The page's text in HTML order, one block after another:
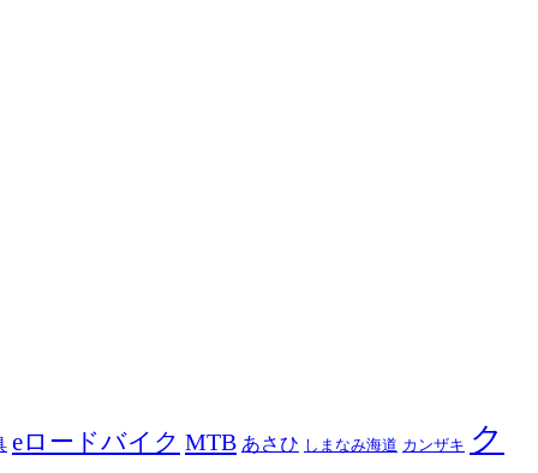
eロードバイク MTB あさひ しまなみ海道 カンザキ ク